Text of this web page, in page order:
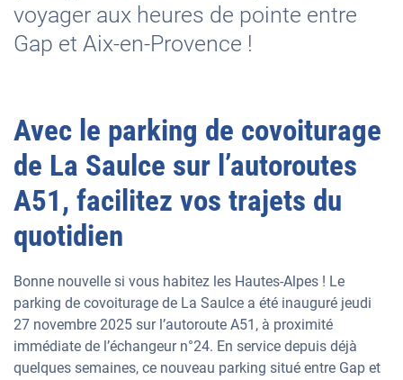
voyager aux heures de pointe entre
Gap et Aix-en-Provence !
Avec le parking de covoiturage
de La Saulce sur l’autoroutes
A51, facilitez vos trajets du
quotidien
Bonne nouvelle si vous habitez les Hautes-Alpes ! Le
parking de covoiturage de La Saulce a été inauguré jeudi
27 novembre 2025 sur l’autoroute A51, à proximité
immédiate de l’échangeur n°24. En service depuis déjà
quelques semaines, ce nouveau parking situé entre Gap et